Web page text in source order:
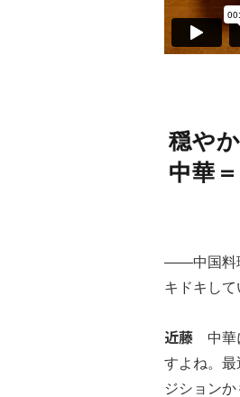
穏や
中華
――中国料
キドキして
近藤 中華
すよね。
ジション